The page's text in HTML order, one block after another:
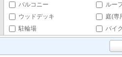
バルコニー
ルー
ウッドデッキ
庭(専
駐輪場
バイ